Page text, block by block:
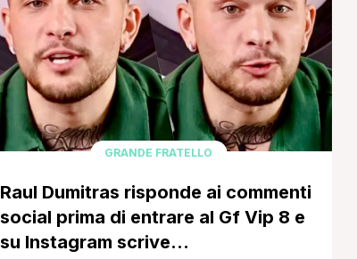
chimico. Potete [']
GRANDE FRATELLO
Raul Dumitras risponde ai commenti
social prima di entrare al Gf Vip 8 e
su Instagram scrive…